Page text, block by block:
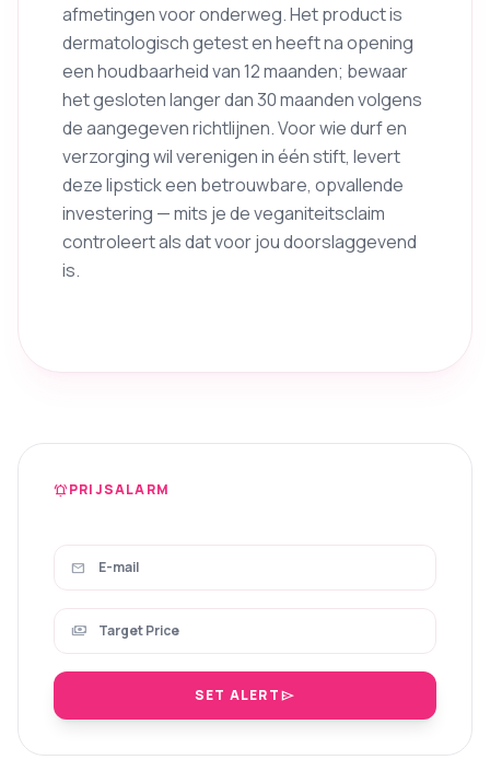
afmetingen voor onderweg. Het product is
dermatologisch getest en heeft na opening
een houdbaarheid van 12 maanden; bewaar
het gesloten langer dan 30 maanden volgens
de aangegeven richtlijnen. Voor wie durf en
verzorging wil verenigen in één stift, levert
deze lipstick een betrouwbare, opvallende
investering — mits je de veganiteitsclaim
controleert als dat voor jou doorslaggevend
is.
notifications_activePRIJSALARM
mail
payments
SET ALERTsend